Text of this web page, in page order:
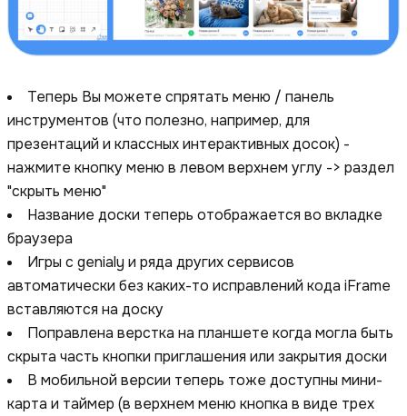
Теперь Вы можете спрятать меню / панель
инструментов (что полезно, например, для
презентаций и классных интерактивных досок) -
нажмите кнопку меню в левом верхнем углу -> раздел
"скрыть меню"
Название доски теперь отображается во вкладке
браузера
Игры с genialy и ряда других сервисов
автоматически без каких-то исправлений кода iFrame
вставляются на доску
Поправлена верстка на планшете когда могла быть
скрыта часть кнопки приглашения или закрытия доски
В мобильной версии теперь тоже доступны мини-
карта и таймер (в верхнем меню кнопка в виде трех